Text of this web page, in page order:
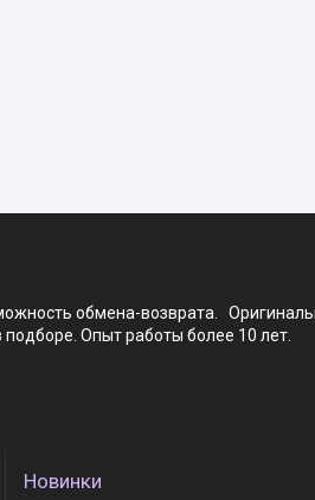
обмена-возврата.
Опыт работы более 10 лет.
Новинки